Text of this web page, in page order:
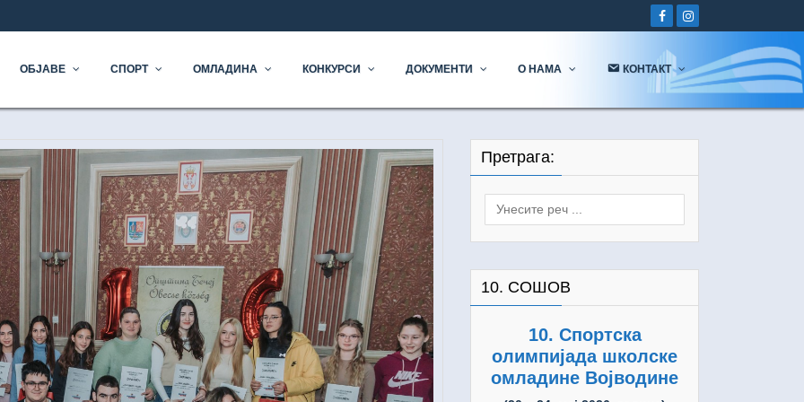
ОБЈАВЕ СПОРТ ОМЛАДИНА КОНКУРСИ ДОКУМЕНТИ О НАМА КОНТАКТ
Претрага:
Search
10. СОШОВ
10. Спортска
олимпијада школске
омладине Војводине